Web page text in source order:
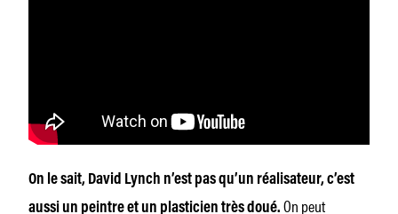
On le sait, David Lynch n’est pas qu’un réalisateur, c’est
aussi un peintre et un plasticien très doué. On peut